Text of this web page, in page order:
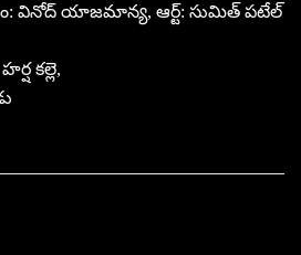
వినోద్ యాజమాన్య, ఆర్ట్: సుమిత్ పటేల్
కల్లె,